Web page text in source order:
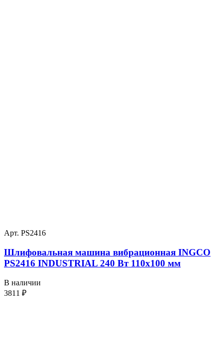
Арт. PS2416
Шлифовальная машина вибрационная INGCO
PS2416 INDUSTRIAL 240 Вт 110х100 мм
В наличии
3811 ₽